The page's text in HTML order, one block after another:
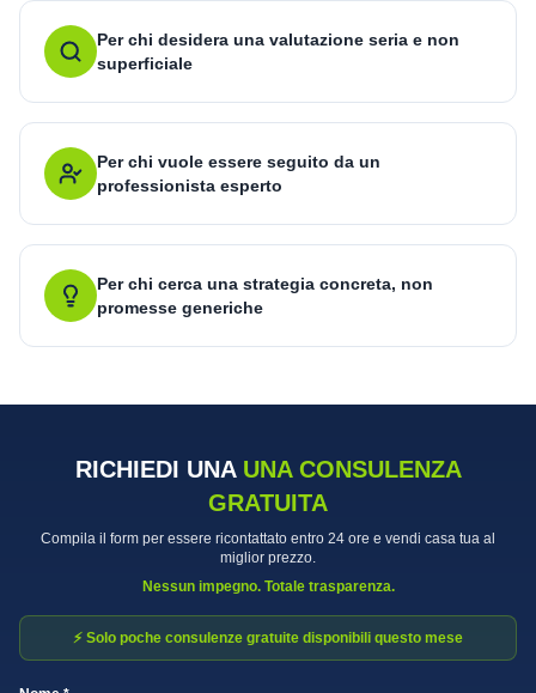
Per chi desidera una valutazione seria e non
superficiale
Per chi vuole essere seguito da un
professionista esperto
Per chi cerca una strategia concreta, non
promesse generiche
RICHIEDI UNA UNA CONSULENZA
GRATUITA
Compila il form per essere ricontattato entro 24 ore e vendi casa tua al
miglior prezzo.
Nessun impegno. Totale trasparenza.
⚡ Solo poche consulenze gratuite disponibili questo mese